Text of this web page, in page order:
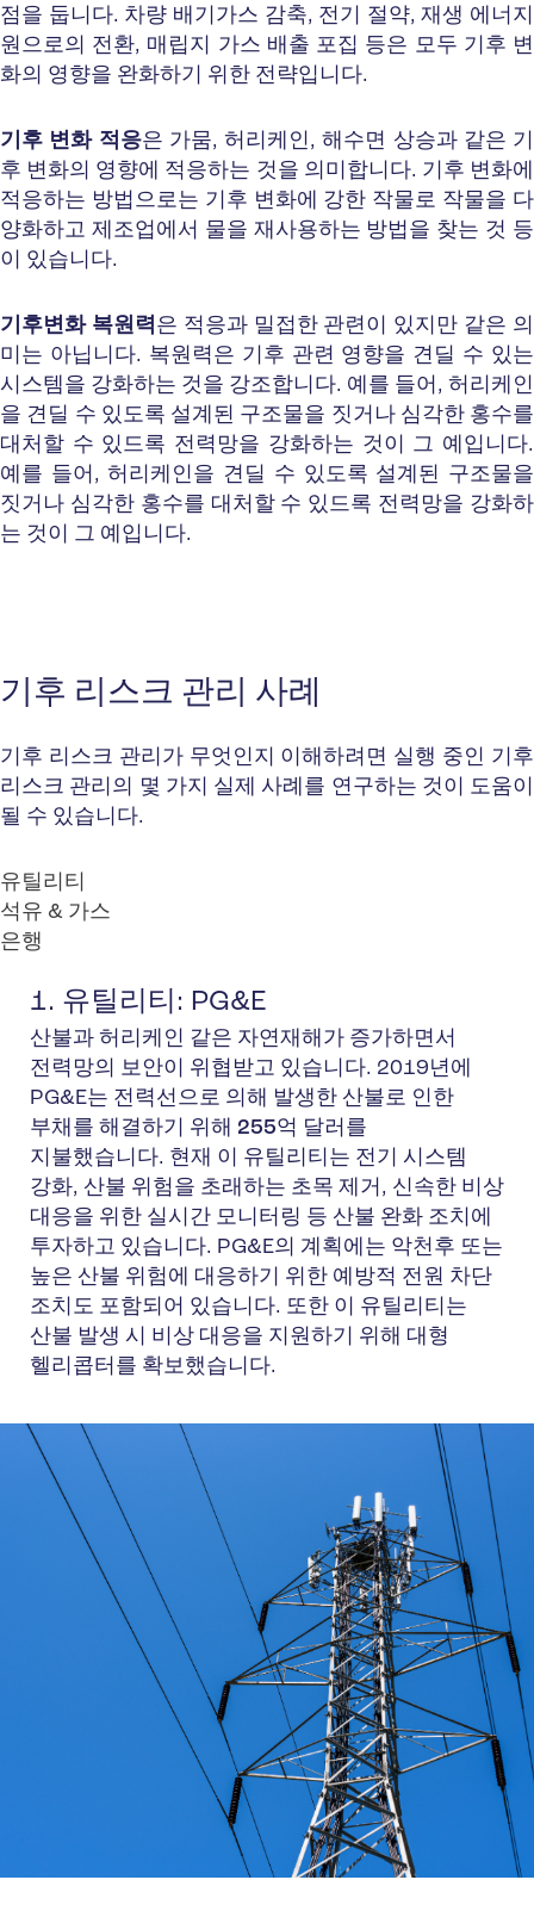
점을 둡니다. 차량 배기가스 감축, 전기 절약, 재생 에너지
원으로의 전환, 매립지 가스 배출 포집 등은 모두 기후 변
화의 영향을 완화하기 위한 전략입니다.
기후 변화 적응은 가뭄, 허리케인, 해수면 상승과 같은 기
후 변화의 영향에 적응하는 것을 의미합니다. 기후 변화에
적응하는 방법으로는 기후 변화에 강한 작물로 작물을 다
양화하고 제조업에서 물을 재사용하는 방법을 찾는 것 등
이 있습니다.
기후변화 복원력 은 적응과 밀접한 관련이 있지만 같은 의
미는 아닙니다. 복원력은 기후 관련 영향을 견딜 수 있는
시스템을 강화하는 것을 강조합니다. 예를 들어, 허리케인
을 견딜 수 있도록 설계된 구조물을 짓거나 심각한 홍수를
대처할 수 있드록 전력망을 강화하는 것이 그 예입니다.
예를 들어, 허리케인을 견딜 수 있도록 설계된 구조물을
짓거나 심각한 홍수를 대처할 수 있드록 전력망을 강화하
는 것이 그 예입니다.
기후 리스크 관리 사례
기후 리스크 관리가 무엇인지 이해하려면 실행 중인 기후
리스크 관리의 몇 가지 실제 사례를 연구하는 것이 도움이
될 수 있습니다.
유틸리티
석유 & 가스
은행
1. 유틸리티: PG&E
산불과 허리케인 같은 자연재해가 증가하면서
전력망의 보안이 위협받고 있습니다. 2019년에
PG&E는 전력선으로 의해 발생한 산불로 인한
부채를 해결하기 위해 255억 달러를
지불했습니다. 현재 이 유틸리티는 전기 시스템
강화, 산불 위험을 초래하는 초목 제거, 신속한 비상
대응을 위한 실시간 모니터링 등 산불 완화 조치에
투자하고 있습니다. PG&E의 계획에는 악천후 또는
높은 산불 위험에 대응하기 위한 예방적 전원 차단
조치도 포함되어 있습니다. 또한 이 유틸리티는
산불 발생 시 비상 대응을 지원하기 위해 대형
헬리콥터를 확보했습니다.